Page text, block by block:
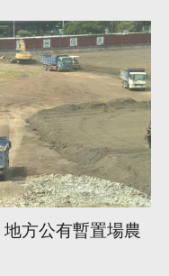
方公有暫置場農